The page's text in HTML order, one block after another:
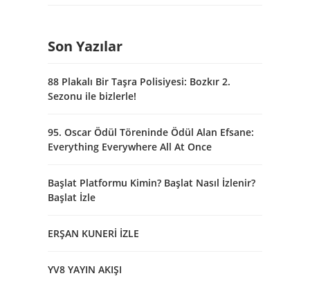
Son Yazılar
88 Plakalı Bir Taşra Polisiyesi: Bozkır 2.
Sezonu ile bizlerle!
95. Oscar Ödül Töreninde Ödül Alan Efsane:
Everything Everywhere All At Once
Başlat Platformu Kimin? Başlat Nasıl İzlenir?
Başlat İzle
ERŞAN KUNERİ İZLE
YV8 YAYIN AKIŞI